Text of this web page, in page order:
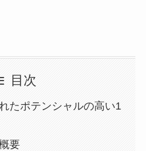
目次
たポテンシャルの高い1
要